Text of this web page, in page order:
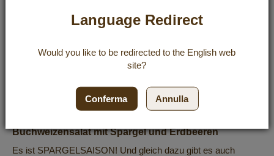
Buchweizensalat mit Spargel und Erdbeeren
Es ist SPARGELSAISON! Und gleich dazu gibt es auch
Language Redirect
Would you like to be redirected to the English web
site?
Conferma Annulla